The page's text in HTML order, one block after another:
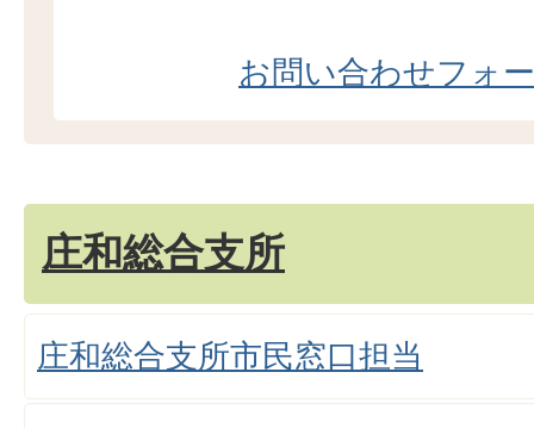
お問い合わせフォ
庄和総合支所
庄和総合支所市民窓口担当